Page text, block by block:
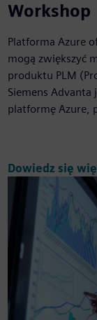
Workshop
Platforma Azure
mogą zwiększyć
produktu PLM
Siemens Advanta
platformę Azure,
Dowiedz się